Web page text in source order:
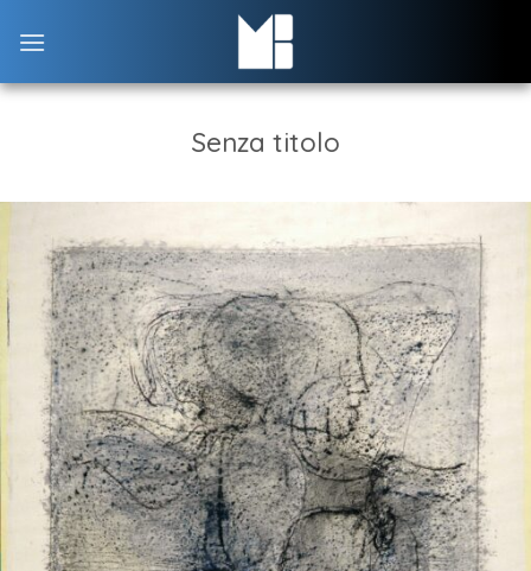
Senza titolo